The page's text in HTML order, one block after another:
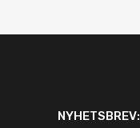
NYHETSBREV: